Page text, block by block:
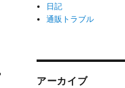
日記
通販トラブル
アーカイブ